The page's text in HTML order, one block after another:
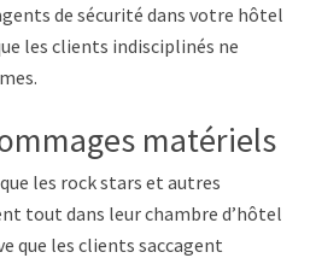
de sécurité dans votre hôtel
les clients indisciplinés ne
matériels
les rock stars et autres
tout dans leur chambre d’hôtel.
que les clients saccagent